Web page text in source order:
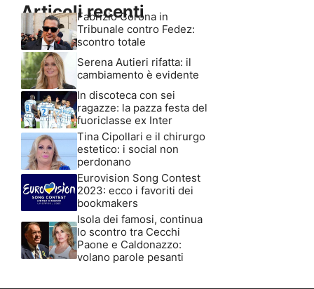
Articoli recenti
Fabrizio Corona in
Tribunale contro Fedez:
scontro totale
Serena Autieri rifatta: il
cambiamento è evidente
In discoteca con sei
ragazze: la pazza festa del
fuoriclasse ex Inter
Tina Cipollari e il chirurgo
estetico: i social non
perdonano
Eurovision Song Contest
2023: ecco i favoriti dei
bookmakers
Isola dei famosi, continua
lo scontro tra Cecchi
Paone e Caldonazzo:
volano parole pesanti